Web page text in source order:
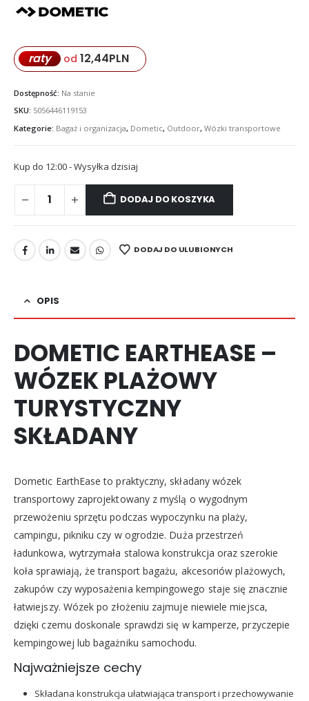
raty od 12,44PLN
Dostępność: Na stanie
SKU: 5056446119153
Kategorie: Bagaż i organizacja, Dometic, Outdoor, Wózki transportowe
Kup do 12:00 - Wysyłka dzisiaj
DODAJ DO KOSZYKA
DODAJ DO ULUBIONYCH
OPIS
DOMETIC EARTHEASE –
WÓZEK PLAŻOWY
TURYSTYCZNY
SKŁADANY
Dometic EarthEase to praktyczny, składany wózek
transportowy zaprojektowany z myślą o wygodnym
przewożeniu sprzętu podczas wypoczynku na plaży,
campingu, pikniku czy w ogrodzie. Duża przestrzeń
ładunkowa, wytrzymała stalowa konstrukcja oraz szerokie
koła sprawiają, że transport bagażu, akcesoriów plażowych,
zakupów czy wyposażenia kempingowego staje się znacznie
łatwiejszy. Wózek po złożeniu zajmuje niewiele miejsca,
dzięki czemu doskonale sprawdzi się w kamperze, przyczepie
kempingowej lub bagażniku samochodu.
Najważniejsze cechy
Składana konstrukcja ułatwiająca transport i przechowywanie